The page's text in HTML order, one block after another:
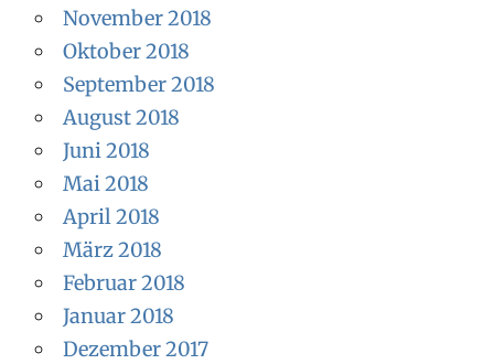
November 2018
Oktober 2018
September 2018
August 2018
Juni 2018
Mai 2018
April 2018
März 2018
Februar 2018
Januar 2018
Dezember 2017